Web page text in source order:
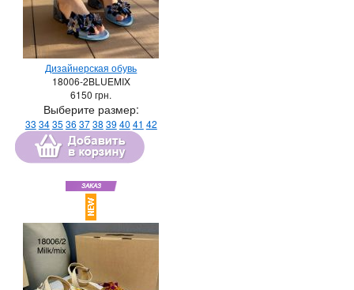
Дизайнерская обувь
18006-2BLUEMIX
6150 грн.
Выберите размер:
33 3435 36 3738 39 40 41 42